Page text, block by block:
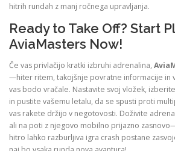
hitrih rundah z manj ročnega upravljanja.
Ready to Take Off? Start
AviaMasters Now!
Če vas privlačijo kratki izbruhi adrenalina,
—hiter ritem, takojšnje povratne informacije in
vas bodo vračale. Nastavite svoj vložek,
in pustite vašemu letalu, da se spusti proti
vas rakete držijo v negotovosti. Doživite
ali na poti z njegovo mobilno prijazno
hitro lahko razburljiva igra crash postane